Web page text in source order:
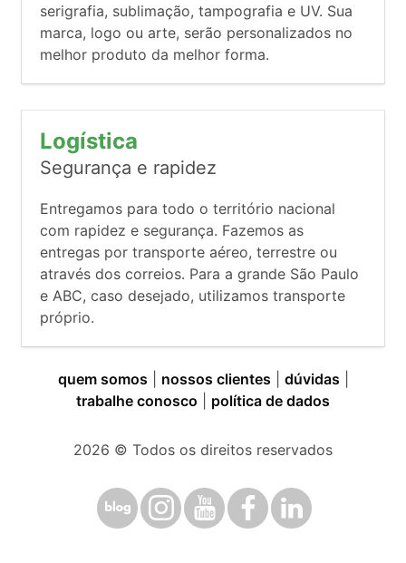
serigrafia, sublimação, tampografia e UV. Sua
marca, logo ou arte, serão personalizados no
melhor produto da melhor forma.
Logística
Segurança e rapidez
Entregamos para todo o território nacional
com rapidez e segurança. Fazemos as
entregas por transporte aéreo, terrestre ou
através dos correios. Para a grande São Paulo
e ABC, caso desejado, utilizamos transporte
próprio.
quem somos nossos clientes dúvidas
trabalhe conosco
política de dados
2026 © Todos os direitos reservados